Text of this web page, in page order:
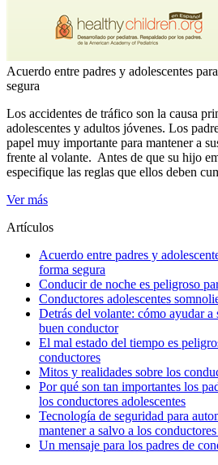
Acuerdo entre padres y adolescentes
segura
​Los accidentes de tráfico son la causa
adolescentes y adultos jóvenes. Los
papel muy importante para mantener a
frente al volante. Antes de que su hijo
especifique las reglas que ellos deben
Ver más
Artículos
Acuerdo entre padres y
forma segura
Conducir de noche es peligroso
Conductores adolescentes
Detrás del volante: cómo ayudar a
buen conductor
El mal estado del tiempo es
conductores
Mitos y realidades sobre los
Por qué son tan importantes los
los conductores adolescentes
Tecnología de seguridad para
mantener a salvo a los
Un mensaje para los padres de